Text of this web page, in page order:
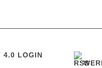
4.0 LOGIN